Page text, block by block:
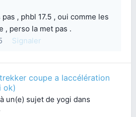
, phbl 17.5 , oui comme les
, perso la met pas .
Signaler
trekker coupe a laccélération
ok)
un(e) sujet de yogi dans